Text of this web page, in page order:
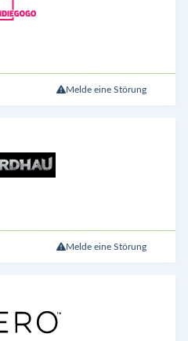
Melde eine Störung
Melde eine Störung